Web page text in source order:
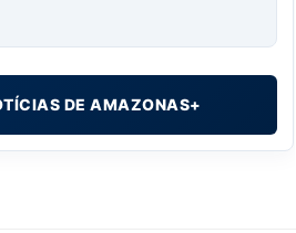
DE AMAZONAS+